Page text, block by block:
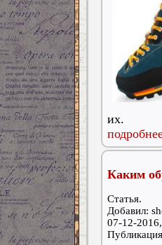
их.
Каким
Статья.
Добавил:
07-12-